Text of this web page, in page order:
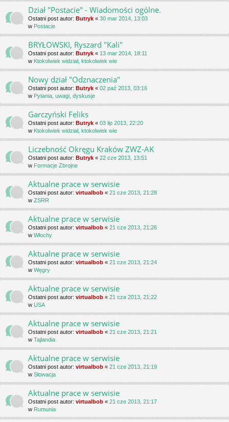
Dział "Postacie" - Wiadomości ogólne.
Ostatni post autor: Butryk « 30 mar 2014, 13:03
w Postacie
BRYŁOWSKI, Ryszard "Kali"
Ostatni post autor: Butryk « 13 mar 2014, 18:11
w Ktokolwiek widział, ktokolwiek wie
Nowy dział "Odznaczenia"
Ostatni post autor: Butryk « 02 paź 2013, 03:16
w Pytania, uwagi, dyskusje
Garczyński Feliks
Ostatni post autor: Butryk « 03 lip 2013, 22:20
w Ktokolwiek widział, ktokolwiek wie
Liczebność Okręgu Kraków ZWZ-AK
Ostatni post autor: Butryk « 22 cze 2013, 13:51
w Formacje Zbrojne
Aktualne prace w serwisie
Ostatni post autor: virtualbob « 21 cze 2013, 21:28
w ZSRR
Aktualne prace w serwisie
Ostatni post autor: virtualbob « 21 cze 2013, 21:26
w Włochy
Aktualne prace w serwisie
Ostatni post autor: virtualbob « 21 cze 2013, 21:24
w Węgry
Aktualne prace w serwisie
Ostatni post autor: virtualbob « 21 cze 2013, 21:22
w USA
Aktualne prace w serwisie
Ostatni post autor: virtualbob « 21 cze 2013, 21:21
w Tajlandia
Aktualne prace w serwisie
Ostatni post autor: virtualbob « 21 cze 2013, 21:19
w Słowacja
Aktualne prace w serwisie
Ostatni post autor: virtualbob « 21 cze 2013, 21:17
w Rumunia